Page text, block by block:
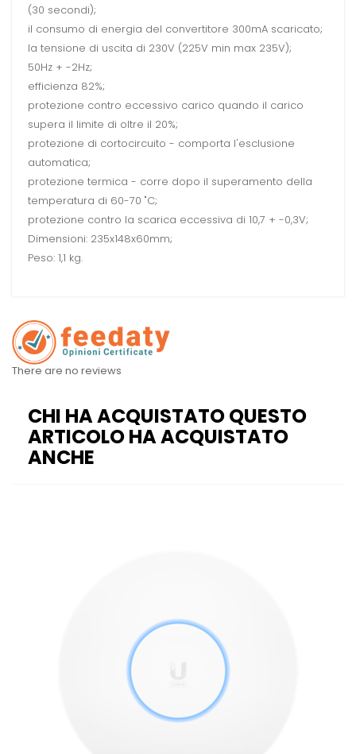
(30 secondi);
il consumo di energia del convertitore 300mA scaricato;
la tensione di uscita di 230V (225V min max 235V);
50Hz + -2Hz;
efficienza 82%;
protezione contro eccessivo carico quando il carico
supera il limite di oltre il 20%;
protezione di cortocircuito - comporta l'esclusione
automatica;
protezione termica - corre dopo il superamento della
temperatura di 60-70 "C;
protezione contro la scarica eccessiva di 10,7 + -0,3V;
Dimensioni: 235x148x60mm;
Peso: 1,1 kg.
There are no reviews
CHI HA ACQUISTATO QUESTO
ARTICOLO HA ACQUISTATO
ANCHE